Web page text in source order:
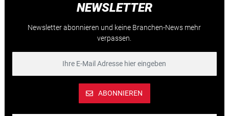
NEWSLETTER
Newsletter abonnieren und keine Branchen-News mehr
verpassen.
ABONNIEREN